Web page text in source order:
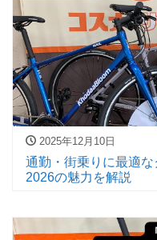
2025年12月10日
通勤・街乗りに最適
2026の魅力を解説